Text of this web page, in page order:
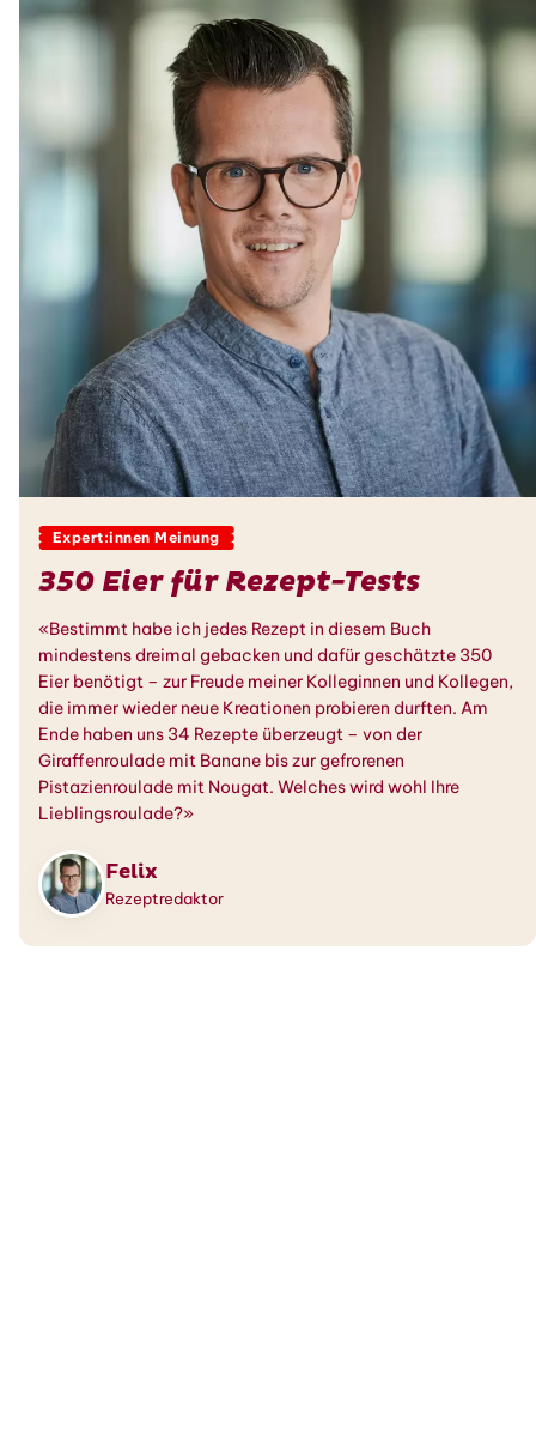
Expert:innen Meinung
350 Eier für Rezept-Tests
«Bestimmt habe ich jedes Rezept in diesem Buch
mindestens dreimal gebacken und dafür geschätzte 350
Eier benötigt – zur Freude meiner Kolleginnen und Kollegen,
die immer wieder neue Kreationen probieren durften. Am
Ende haben uns 34 Rezepte überzeugt – von der
Giraffenroulade mit Banane bis zur gefrorenen
Pistazienroulade mit Nougat. Welches wird wohl Ihre
Lieblingsroulade?»
Felix
Rezeptredaktor